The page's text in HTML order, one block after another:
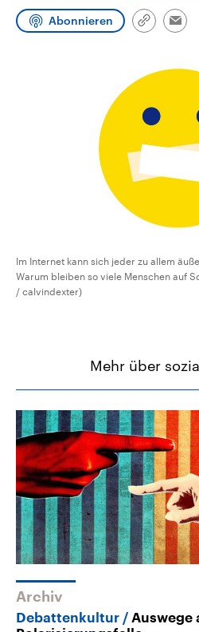
Abonnieren
Link
Email
Im Internet kann sich jeder zu allem
Warum bleiben so viele Menschen auf
/ calvindexter)
Mehr über
Archiv
Debattenkultur
Auswege